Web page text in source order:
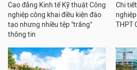
Cao đẳng Kinh tế Kỹ thuật Công
nghiệp công khai điều kiện đào
tạo nhưng nhiều tệp "trắng"
thông tin
Chi
THPT